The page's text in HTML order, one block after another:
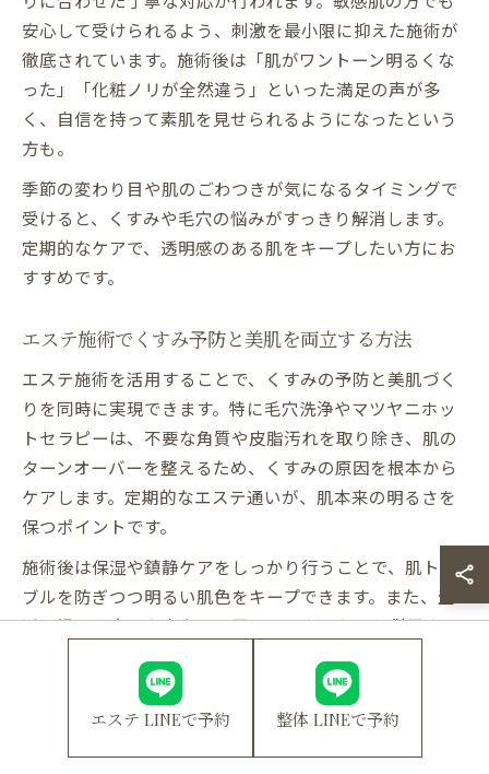
安心して受けられるよう、刺激を最小限に抑えた施術が
徹底されています。施術後は「肌がワントーン明るくな
った」「化粧ノリが全然違う」といった満足の声が多
く、自信を持って素肌を見せられるようになったという
方も。
季節の変わり目や肌のごわつきが気になるタイミングで
受けると、くすみや毛穴の悩みがすっきり解消します。
定期的なケアで、透明感のある肌をキープしたい方にお
すすめです。
エステ施術でくすみ予防と美肌を両立する方法
エステ施術を活用することで、くすみの予防と美肌づく
りを同時に実現できます。特に毛穴洗浄やマツヤニホッ
トセラピーは、不要な角質や皮脂汚れを取り除き、肌の
ターンオーバーを整えるため、くすみの原因を根本から
ケアします。定期的なエステ通いが、肌本来の明るさを
保つポイントです。
施術後は保湿や鎮静ケアをしっかり行うことで、肌トラ
ブルを防ぎつつ明るい肌色をキープできます。また、生
活習慣の見直しや自宅での正しいスキンケアと併用する
「最近くすみが気になる」「自己流ケアでは限界を感じ
ている」という方には、まずはプロによるカウンセリン
グを受けてみることをおすすめします。自分の肌に合っ
エステ LINEで予約 整体 LINEで予約